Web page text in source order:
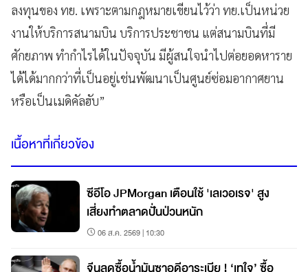
ลงทุนของ ทย. เพราะตามกฎหมายเขียนไว้ว่า ทย.เป็นหน่วย
งานให้บริการสนามบิน บริการประชาชน แต่สนามบินที่มี
ศักยภาพ ทำกำไรได้ในปัจจุบัน มีผู้สนใจนำไปต่อยอดหาราย
ได้ได้มากกว่าที่เป็นอยู่เช่นพัฒนาเป็นศูนย์ซ่อมอากาศยาน
หรือเป็นเมดิคัลฮับ”
เนื้อหาที่เกี่ยวข้อง
ซีอีโอ JPMorgan เตือนใช้ 'เลเวอเรจ' สูง
เสี่ยงทำตลาดปั่นป่วนหนัก
06 ส.ค. 2569 | 10:30